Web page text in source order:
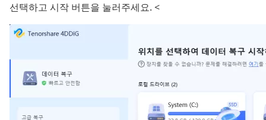
선택하고 시작 버튼을 눌러주세요. <